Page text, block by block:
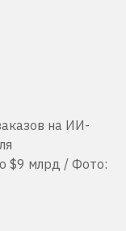
на ИИ-
$9 млрд / Фото: